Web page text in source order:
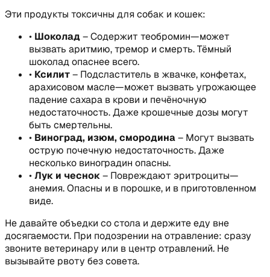
Эти продукты токсичны для собак и кошек:
• Шоколад–Содержит теобромин—может
вызвать аритмию, тремор и смерть. Тёмный
шоколад опаснее всего.
• Ксилит– Подсластитель в жвачке, конфетах,
арахисовом масле—может вызвать угрожающее
падение сахара в крови и печёночную
недостаточность. Даже крошечные дозы могут
быть смертельны.
• Виноград, изюм, смородина– Могут вызвать
острую почечную недостаточность. Даже
несколько виноградин опасны.
•Лук и чеснок– Повреждают эритроциты—
анемия. Опасны и в порошке, и в приготовленном
виде.
Не давайте объедки со стола и держите еду вне
досягаемости. При подозрении на отравление: сразу
звоните ветеринару или в центр отравлений. Не
вызывайте рвоту без совета.